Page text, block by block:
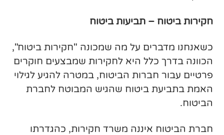
חקירות ביטוח – תביעות ביטוח
כשאנחנו מדברים על מה שמכונה "חקירות ביטוח",
הכוונה בדרך כלל היא לחקירות שמבצעים חוקרים
פרטיים עבור חברות הביטוח, במטרה להגיע לגילוי
האמת בתביעת ביטוח שהגיש המבוטח לחברת
הביטוח.
חברת הביטוח איננה משרד חקירות, כהגדרתו